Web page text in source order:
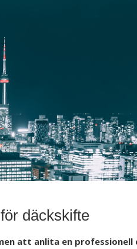
däckskifte
att anlita en professionell